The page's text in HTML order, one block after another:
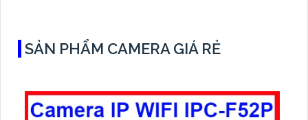
SẢN PHẨM CAMERA GIÁ RẺ